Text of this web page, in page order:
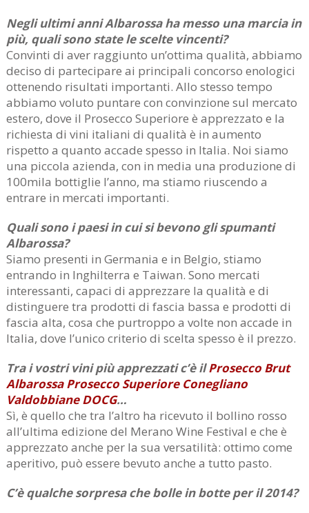
Negli ultimi anni Albarossa ha messo una marcia in
più, quali sono state le scelte vincenti?
Convinti di aver raggiunto un’ottima qualità, abbiamo
deciso di partecipare ai principali concorso enologici
ottenendo risultati importanti. Allo stesso tempo
abbiamo voluto puntare con convinzione sul mercato
estero, dove il Prosecco Superiore è apprezzato e la
richiesta di vini italiani di qualità è in aumento
rispetto a quanto accade spesso in Italia. Noi siamo
una piccola azienda, con in media una produzione di
100mila bottiglie l’anno, ma stiamo riuscendo a
entrare in mercati importanti.
Quali sono i paesi in cui si bevono gli spumanti
Albarossa?
Siamo presenti in Germania e in Belgio, stiamo
entrando in Inghilterra e Taiwan. Sono mercati
interessanti, capaci di apprezzare la qualità e di
distinguere tra prodotti di fascia bassa e prodotti di
fascia alta, cosa che purtroppo a volte non accade in
Italia, dove l’unico criterio di scelta spesso è il prezzo.
Tra i vostri vini più apprezzati c’è ilProsecco Brut
Albarossa Prosecco Superiore Conegliano
Valdobbiane DOCG…
Sì, è quello che tra l’altro ha ricevuto il bollino rosso
all’ultima edizione del Merano Wine Festival e che è
apprezzato anche per la sua versatilità: ottimo come
aperitivo, può essere bevuto anche a tutto pasto.
C’è qualche sorpresa che bolle in botte per il 2014?